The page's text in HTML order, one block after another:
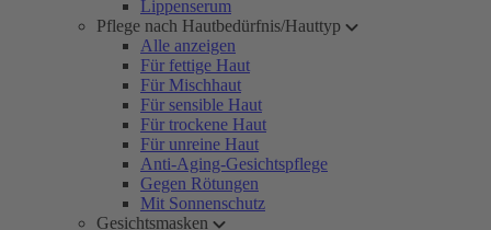
Lippenserum
Pflege nach Hautbedürfnis/Hauttyp
Alle anzeigen
Für fettige Haut
Für Mischhaut
Für sensible Haut
Für trockene Haut
Für unreine Haut
Anti-Aging-Gesichtspflege
Gegen Rötungen
Mit Sonnenschutz
Gesichtsmasken